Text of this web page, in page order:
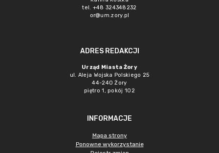
tel. +48 324348232
or@um.zory.pl
ADRES REDAKCJI
Urząd Miasta Żory
ul. Aleja Wojska Polskiego 25
44-240 Żory
piętro 1, pokój 102
INFORMACJE
Mapa strony
Ponowne wykorzystanie